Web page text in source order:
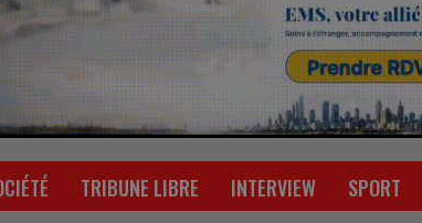
TRIBUNE LIBRE INTERVIEW SPORT